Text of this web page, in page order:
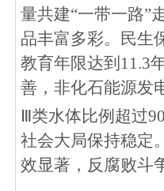
量共建“一带一路”
品丰富多彩。民生
教育年限达到11.3
善，非化石能源发
Ⅲ类水体比例超过
社会大局保持稳定
效显著，反腐败斗